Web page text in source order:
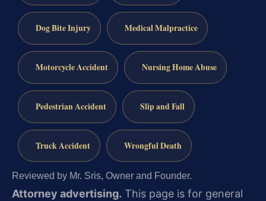
Dog Bite Injury Medical Malpractice
Motorcycle Accident Nursing Home Abuse
Pedestrian Accident Slip and Fall
Truck Accident Wrongful Death
Reviewed by Mr. Sris, Owner and Founder.
Attorney advertising. This page is for general